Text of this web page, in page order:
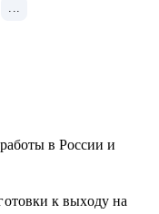
бизнесов
...
в России и
к выходу на